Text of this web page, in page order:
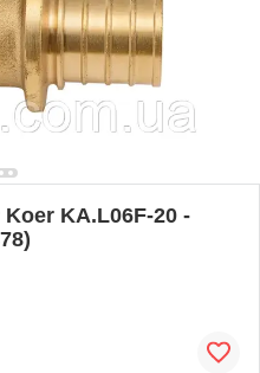
KA.L06F-20 -